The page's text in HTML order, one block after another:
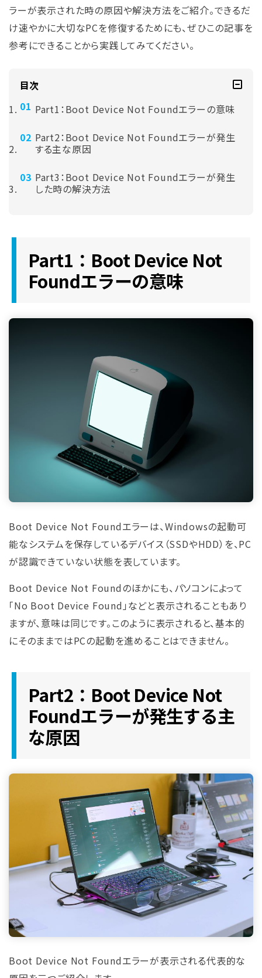
ラーが表示された時の原因や解決方法をご紹介。できるだ
け速やかに大切なPCを修復するためにも、ぜひこの記事を
参考にできることから実践してみてください。
目次
Part1：Boot Device Not Foundエラーの意味
Part2：Boot Device Not Foundエラーが発生
する主な原因
Part3：Boot Device Not Foundエラーが発生
した時の解決方法
Part1：Boot Device Not
Foundエラーの意味
Boot Device Not Foundエラーは、Windowsの起動可
能なシステムを保存しているデバイス（SSDやHDD）を、PC
が認識できていない状態を表しています。
Boot Device Not Foundのほかにも、パソコンによって
「No Boot Device Found」などと表示されることもあり
ますが、意味は同じです。このように表示されると、基本的
にそのままではPCの起動を進めることはできません。
Part2：Boot Device Not
Foundエラーが発生する主
な原因
Boot Device Not Foundエラーが表示される代表的な